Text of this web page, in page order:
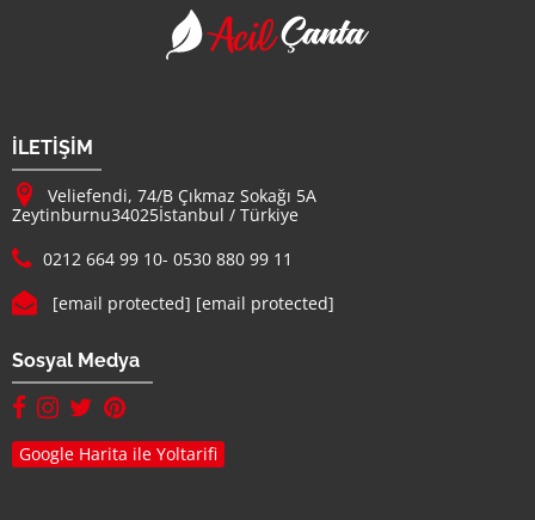
İLETİŞİM
Adresimiz :
Veliefendi, 74/B Çıkmaz Sokağı 5A
Zeytinburnu34025İstanbul / Türkiye
Telefon :
0212 664 99 10- 0530 880 99 11
E-mail :
[email protected] [email protected]
Sosyal Medya
facebook hesabımız(yeni sayfada açılır)
instagram hesabımız(yeni sayfada açılır)
twitter hesabımız(yeni sayfada açılır)
pinterest hesabımız (yeni sayfada açılır)
Google Harita ile Yoltarifi